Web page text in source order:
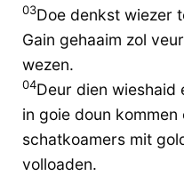
03Doe denkst wiezer
Gain gehaaim zol
wezen.
04Deur dien wieshaid
in goie doun kommen
schatkoamers mit
volloaden.